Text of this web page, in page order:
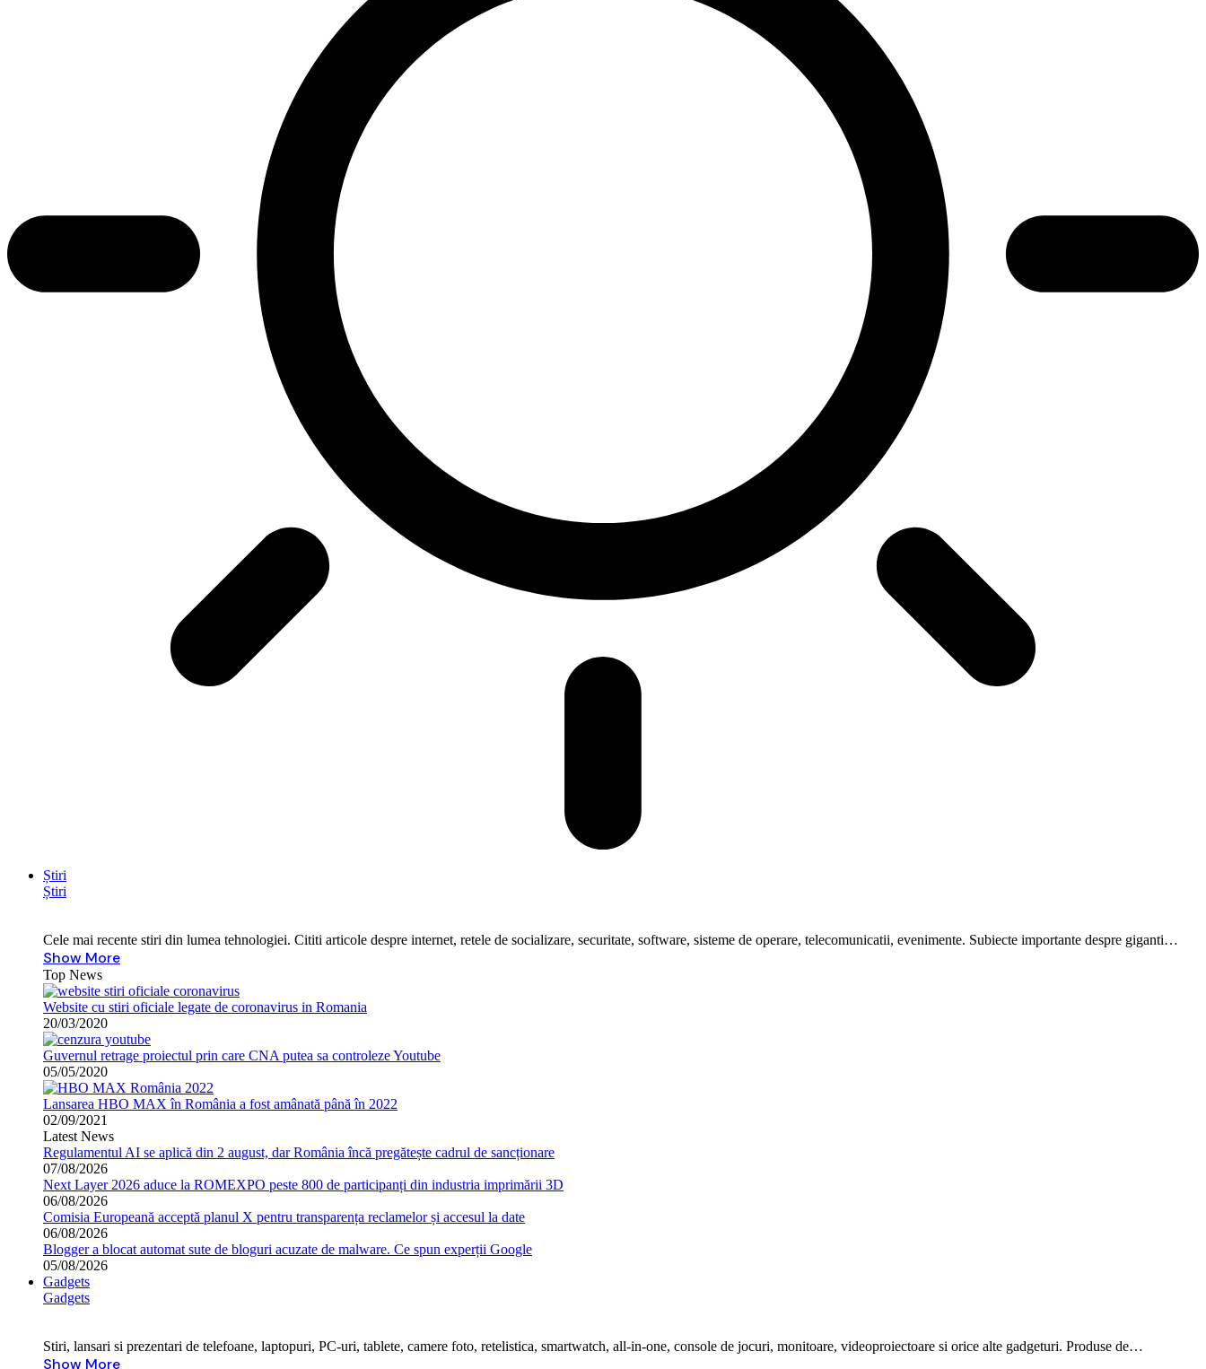
Știri
Știri
Cele mai recente stiri din lumea tehnologiei. Cititi articole despre internet, retele de socializare, securitate, software, sisteme de operare, telecomunicatii, evenimente. Subiecte importante despre giganti…
Show More
Top News
Website cu stiri oficiale legate de coronavirus in Romania
20/03/2020
Guvernul retrage proiectul prin care CNA putea sa controleze Youtube
05/05/2020
Lansarea HBO MAX în România a fost amânată până în 2022
02/09/2021
Latest News
Regulamentul AI se aplică din 2 august, dar România încă pregătește cadrul de sancționare
07/08/2026
Next Layer 2026 aduce la ROMEXPO peste 800 de participanți din industria imprimării 3D
06/08/2026
Comisia Europeană acceptă planul X pentru transparența reclamelor și accesul la date
06/08/2026
Blogger a blocat automat sute de bloguri acuzate de malware. Ce spun experții Google
05/08/2026
Gadgets
Gadgets
Stiri, lansari si prezentari de telefoane, laptopuri, PC-uri, tablete, camere foto, retelistica, smartwatch, all-in-one, console de jocuri, monitoare, videoproiectoare si orice alte gadgeturi. Produse de…
Show More